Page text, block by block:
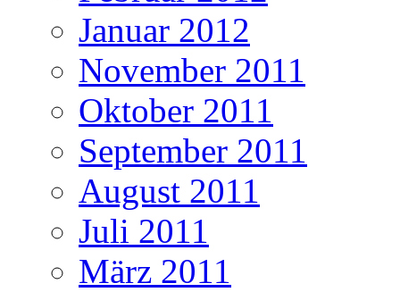
Januar 2012
November 2011
Oktober 2011
September 2011
August 2011
Juli 2011
März 2011